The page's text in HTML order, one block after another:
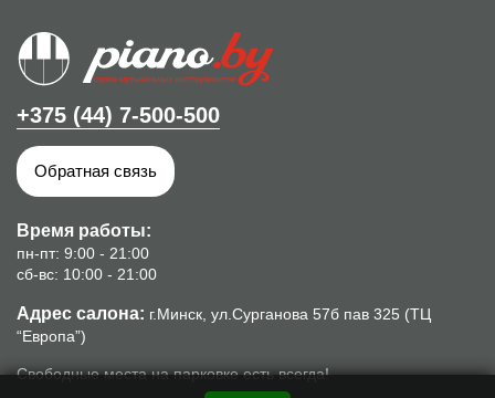
+375 (44) 7-500-500
Обратная связь
Время работы:
пн-пт: 9:00 - 21:00
сб-вс: 10:00 - 21:00
Адрес салона: г.Минск, ул.Сурганова 57б пав 325 (ТЦ
“Европа”)
Свободные места на парковке есть всегда!